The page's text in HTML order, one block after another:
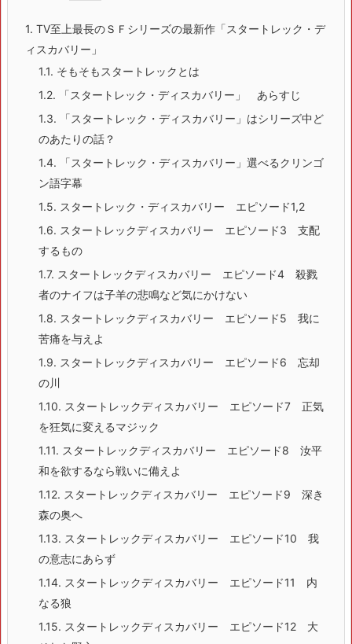
1. TV至上最長のＳＦシリーズの最新作「スタートレック・デ
ィスカバリー」
1.1. そもそもスタートレックとは
1.2. 「スタートレック・ディスカバリー」 あらすじ
1.3. 「スタートレック・ディスカバリー」はシリーズ中ど
のあたりの話？
1.4. 「スタートレック・ディスカバリー」選べるクリンゴ
ン語字幕
1.5. スタートレック・ディスカバリー エピソード1,2
1.6. スタートレックディスカバリー エピソード3 支配
するもの
1.7. スタートレックディスカバリー エピソード4 殺戮
者のナイフは子羊の悲鳴など気にかけない
1.8. スタートレックディスカバリー エピソード5 我に
苦痛を与えよ
1.9. スタートレックディスカバリー エピソード6 忘却
の川
1.10. スタートレックディスカバリー エピソード7 正気
を狂気に変えるマジック
1.11. スタートレックディスカバリー エピソード8 汝平
和を欲するなら戦いに備えよ
1.12. スタートレックディスカバリー エピソード9 深き
森の奥へ
1.13. スタートレックディスカバリー エピソード10 我
の意志にあらず
1.14. スタートレックディスカバリー エピソード11 内
なる狼
1.15. スタートレックディスカバリー エピソード12 大